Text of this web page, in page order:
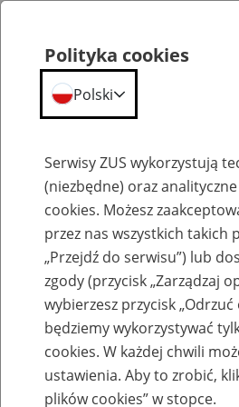
Szkolenia
Zaproś ZUS do siebie:
Polityka cookies
Polski
Serwisy ZUS wykorzystują
(niezbędne) oraz
cookies. Możesz
przez nas wszystkich takich
„Przejdź do serwisu”) lub
zgody (przycisk „Zarządzaj
wybierzesz przycisk
będziemy wykorzystywać
cookies. W każdej chwili
ustawienia. Aby to zrobić,
plików cookies” w stopce.